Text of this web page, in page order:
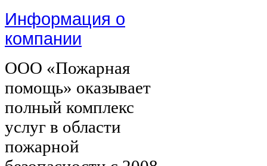
Информация о
компании
ООО «Пожарная
помощь» оказывает
полный комплекс
услуг в области
пожарной